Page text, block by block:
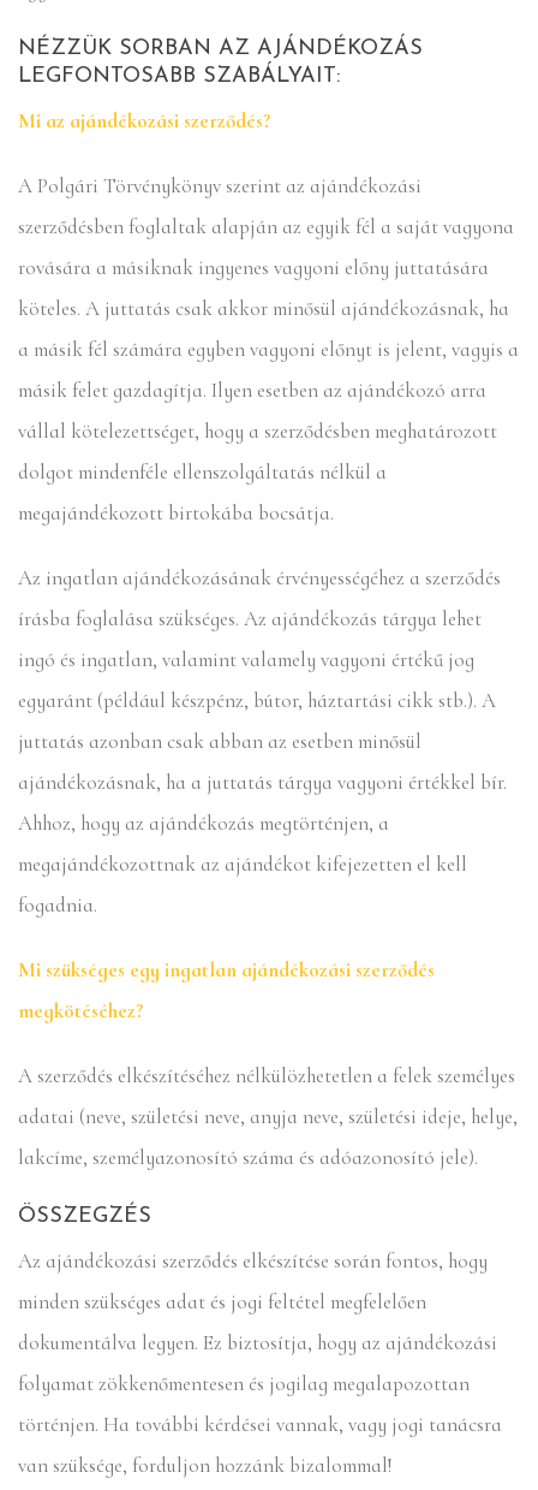
NÉZZÜK SORBAN AZ AJÁNDÉKOZÁS
LEGFONTOSABB SZABÁLYAIT:
Mi az ajándékozási szerződés?
A Polgári Törvénykönyv szerint az ajándékozási
szerződésben foglaltak alapján az egyik fél a saját vagyona
rovására a másiknak ingyenes vagyoni előny juttatására
köteles. A juttatás csak akkor minősül ajándékozásnak, ha
a másik fél számára egyben vagyoni előnyt is jelent, vagyis a
másik felet gazdagítja. Ilyen esetben az ajándékozó arra
vállal kötelezettséget, hogy a szerződésben meghatározott
dolgot mindenféle ellenszolgáltatás nélkül a
megajándékozott birtokába bocsátja.
Az ingatlan ajándékozásának érvényességéhez a szerződés
írásba foglalása szükséges. Az ajándékozás tárgya lehet
ingó és ingatlan, valamint valamely vagyoni értékű jog
egyaránt (például készpénz, bútor, háztartási cikk stb.). A
juttatás azonban csak abban az esetben minősül
ajándékozásnak, ha a juttatás tárgya vagyoni értékkel bír.
Ahhoz, hogy az ajándékozás megtörténjen, a
megajándékozottnak az ajándékot kifejezetten el kell
fogadnia.
Mi szükséges egy ingatlan ajándékozási szerződés
megkötéséhez?
A szerződés elkészítéséhez nélkülözhetetlen a felek személyes
adatai (neve, születési neve, anyja neve, születési ideje, helye,
lakcíme, személyazonosító száma és adóazonosító jele).
ÖSSZEGZÉS
Az ajándékozási szerződés elkészítése során fontos, hogy
minden szükséges adat és jogi feltétel megfelelően
dokumentálva legyen. Ez biztosítja, hogy az ajándékozási
folyamat zökkenőmentesen és jogilag megalapozottan
történjen. Ha további kérdései vannak, vagy jogi tanácsra
van szüksége, forduljon hozzánk bizalommal!